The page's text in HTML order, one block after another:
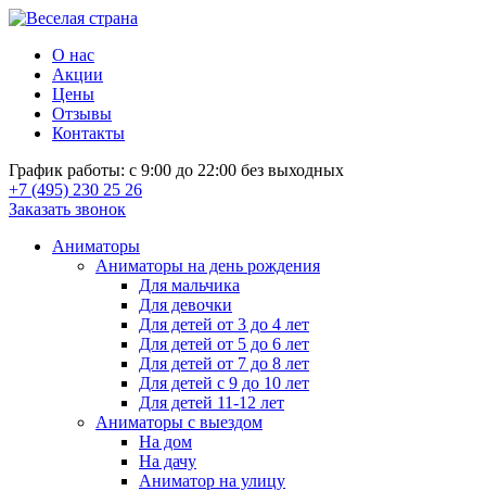
О нас
Акции
Цены
Отзывы
Контакты
График работы: с 9:00 до 22:00 без выходных
+7 (495) 230 25 26
Заказать звонок
Аниматоры
Аниматоры на день рождения
Для мальчика
Для девочки
Для детей от 3 до 4 лет
Для детей от 5 до 6 лет
Для детей от 7 до 8 лет
Для детей с 9 до 10 лет
Для детей 11-12 лет
Аниматоры с выездом
На дом
На дачу
Аниматор на улицу